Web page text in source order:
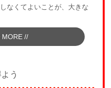
なくてよいことが、大きな
MORE //
う